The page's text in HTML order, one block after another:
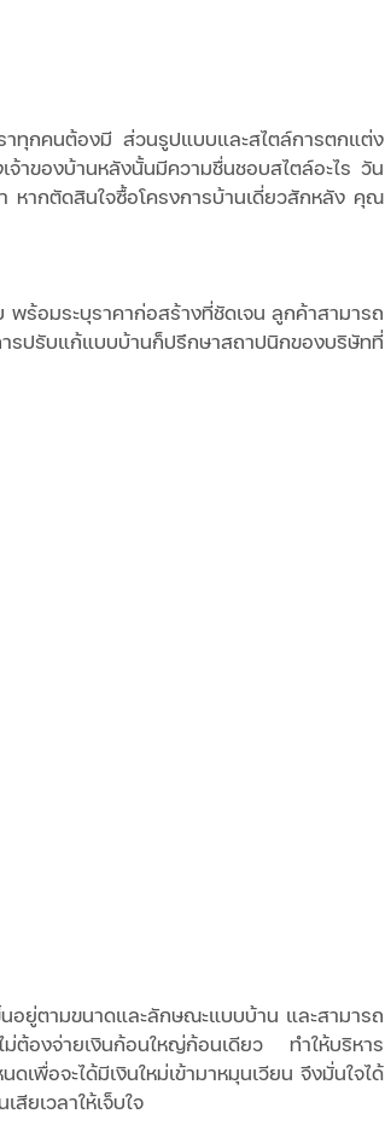
ทุกคนต้องมี ส่วนรูปแบบและสไตล์การตกแต่ง
าของบ้านหลังนั้นมีความชื่นชอบสไตล์อะไร วัน
หากตัดสินใจซื้อโครงการบ้านเดี่ยวสักหลัง คุณ
ร้อมระบุราคาก่อสร้างที่ชัดเจน ลูกค้าสามารถ
รปรับแก้แบบบ้านก็ปรึกษาสถาปนิกของบริษัทที่
นอยู่ตามขนาดและลักษณะแบบบ้าน และสามารถ
ต้องจ่ายเงินก้อนใหญ่ก้อนเดียว ทำให้บริหาร
เพื่อจะได้มีเงินใหม่เข้ามาหมุนเวียน จึงมั่นใจได้
ยเวลาให้เจ็บใจ